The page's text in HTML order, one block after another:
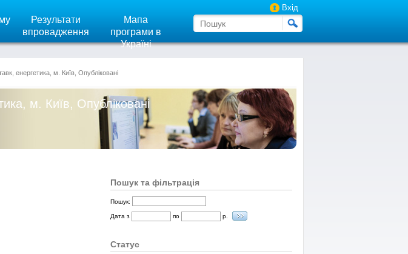
Вхід
Результати
впровадження
Мапа
програми в
Україні
енергетика, м. Київ, Опубліковані
м. Київ, Опубліковані
Пошук та фільтрація
Пошук:
Дата з по р.
Статус